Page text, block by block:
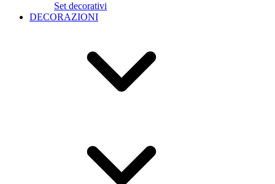
Set decorativi
DECORAZIONI